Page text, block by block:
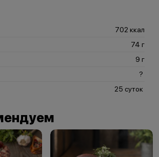
702 ккал
74 г
9 г
?
25 суток